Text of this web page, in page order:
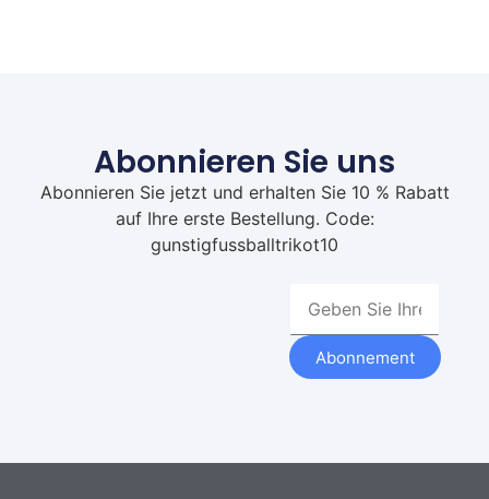
Abonnieren Sie uns
Abonnieren Sie jetzt und erhalten Sie 10 % Rabatt
auf Ihre erste Bestellung. Code:
gunstigfussballtrikot10
Abonnement